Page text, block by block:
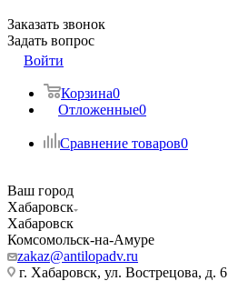
Заказать звонок
Задать вопрос
Войти
Корзина0
Отложенные0
Сравнение товаров0
Ваш город
Хабаровск
Хабаровск
Комсомольск-на-Амуре
zakaz@antilopadv.ru
г. Хабаровск, ул. Вострецова, д. 6